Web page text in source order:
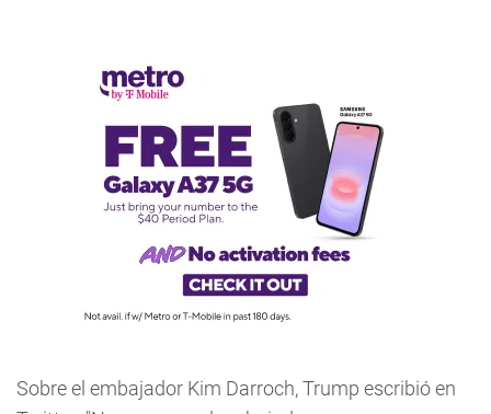
Sobre el embajador Kim Darroch, Trump escribió en